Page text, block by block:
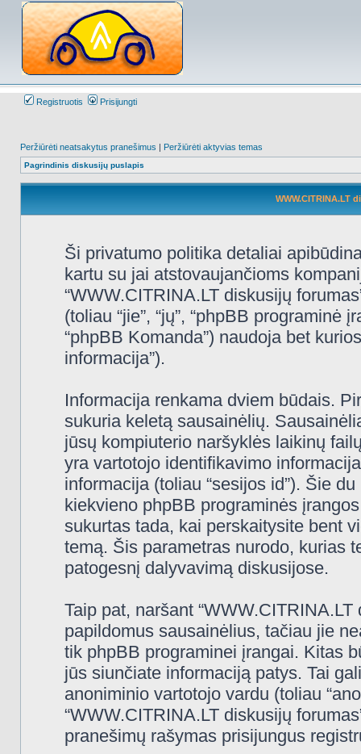
Registruotis Prisijungti
Peržiūrėti neatsakytus pranešimus | Peržiūrėti aktyvias temas
Pagrindinis diskusijų puslapis
WWW.CITRINA.LT
Ši privatumo politika detaliai
kartu su jai atstovaujančioms
“WWW.CITRINA.LT diskusijų
(toliau “jie”, “jų”, “phpBB programinė
“phpBB Komanda”) naudoja bet
informacija”).
Informacija renkama dviem būdais.
sukuria keletą sausainėlių.
jūsų kompiuterio naršyklės laikinų
yra vartotojo identifikavimo
informacija (toliau “sesijos id”). Šie
kiekvieno phpBB programinės
sukurtas tada, kai perskaitysite bent
temą. Šis parametras nurodo, kurias
patogesnį dalyvavimą diskusijose.
Taip pat, naršant
papildomus sausainėlius, tačiau jie
tik phpBB programinei įrangai. Kitas
jūs siunčiate informaciją patys. Tai
anoniminio vartotojo vardu (toliau
“WWW.CITRINA.LT diskusijų
pranešimų rašymas prisijungus